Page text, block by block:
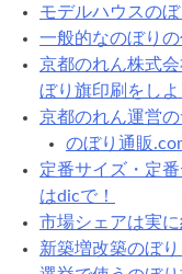
モデルハウスの
一般的なのぼり
京都のれん株式
ぼり旗印刷をしよ
京都のれん運営
のぼり通販
定番サイズ・定
はdicで！
市場シェアは実
新築増改築のぼ